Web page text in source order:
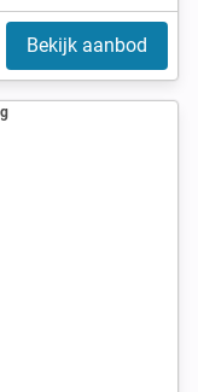
Bekijk aanbod